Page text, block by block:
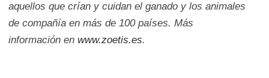
aquellos que crían y cuidan el ganado y los animales
de compañía en más de 100 países. Más
información en www.zoetis.es.